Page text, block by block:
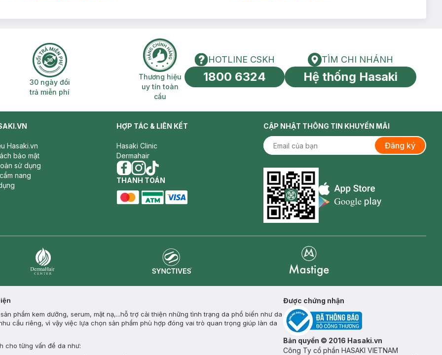
2H 30 ngày đổi trả miễn phí
30 ngày đổi
trả miễn phí
Thương hiệu uy tín toàn cầu
Thương hiệu
uy tín toàn
cầu
HOTLINE CSKH
HOTLINE CSKH
1800 6324
Tìm chi nhánh
TÌM CHI NHÁNH
Hệ thống Hasaki
Hasaki.vn
bảo mật
sử dụng
nang
HỢP TÁC & LIÊN KẾT
Hasaki Clinic
Dermahair
facebook
instagram
tiktok
THANH TOÁN
CẬP NHẬT THÔNG TIN KHUYẾN MÃI
Đăng ký
Appstore icon
phẩm kem dưỡng, serum, mặt nạ,...hỗ trợ cải thiện những tình trạng da phổ biến như da
cầu riêng, vì vậy việc lựa chọn sản phẩm phù hợp đóng vai trò quan trọng giúp làn da
cho từng vấn đề da như:
Được chứng nhận
Bản quyền © 2016 Hasaki.vn
Công Ty cổ phần HASAKI VIETNAM